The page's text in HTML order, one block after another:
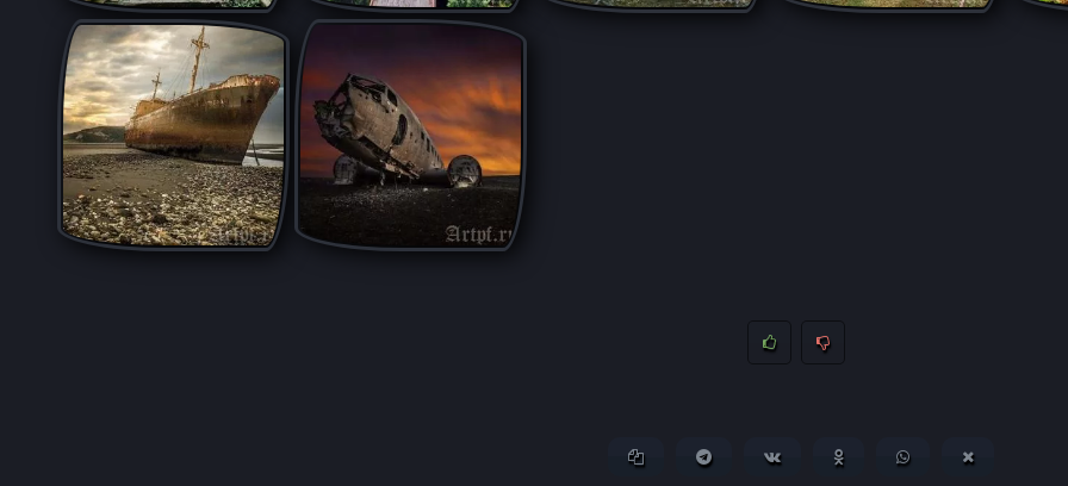
Копировать ссылкуПоделиться в Telegram
Поделиться ВКонтакте
Поделиться вПоделиться в